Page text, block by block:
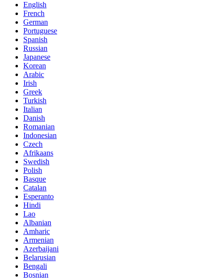
English
French
German
Portuguese
Spanish
Russian
Japanese
Korean
Arabic
Irish
Greek
Turkish
Italian
Danish
Romanian
Indonesian
Czech
Afrikaans
Swedish
Polish
Basque
Catalan
Esperanto
Hindi
Lao
Albanian
Amharic
Armenian
Azerbaijani
Belarusian
Bengali
Bosnian